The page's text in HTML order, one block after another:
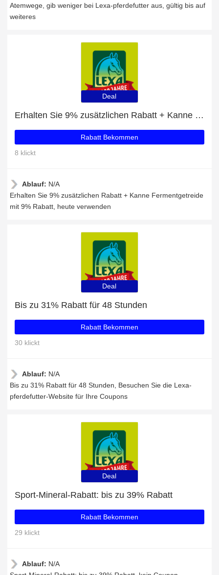
Atemwege, gib weniger bei Lexa-pferdefutter aus, gültig bis auf
weiteres
Deal
Erhalten Sie 9% zusätzlichen Rabatt + Kanne Fermentgetreide mit 9% Rabatt
Rabatt Bekommen
8 klickt
Ablauf: N/A
Erhalten Sie 9% zusätzlichen Rabatt + Kanne Fermentgetreide
mit 9% Rabatt, heute verwenden
Deal
Bis zu 31% Rabatt für 48 Stunden
Rabatt Bekommen
30 klickt
Ablauf: N/A
Bis zu 31% Rabatt für 48 Stunden, Besuchen Sie die Lexa-
pferdefutter-Website für Ihre Coupons
Deal
Sport-Mineral-Rabatt: bis zu 39% Rabatt
Rabatt Bekommen
29 klickt
Ablauf: N/A